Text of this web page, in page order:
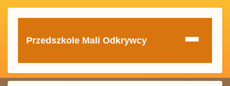
Przedszkole Mali Odkrywcy